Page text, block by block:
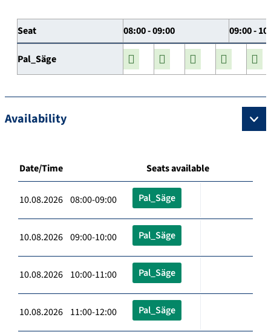
Seat 08:00 - 09:00 09:00 -
Pal_Säge
Availability
Date/Time Seats available
10.08.2026 08:00-09:00 Pal_Säge
10.08.2026 09:00-10:00 Pal_Säge
10.08.2026 10:00-11:00 Pal_Säge
10.08.2026 11:00-12:00 Pal_Säge